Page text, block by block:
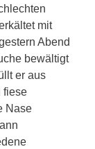
mit
Abend
bewältigt
er aus
fiese
Nase